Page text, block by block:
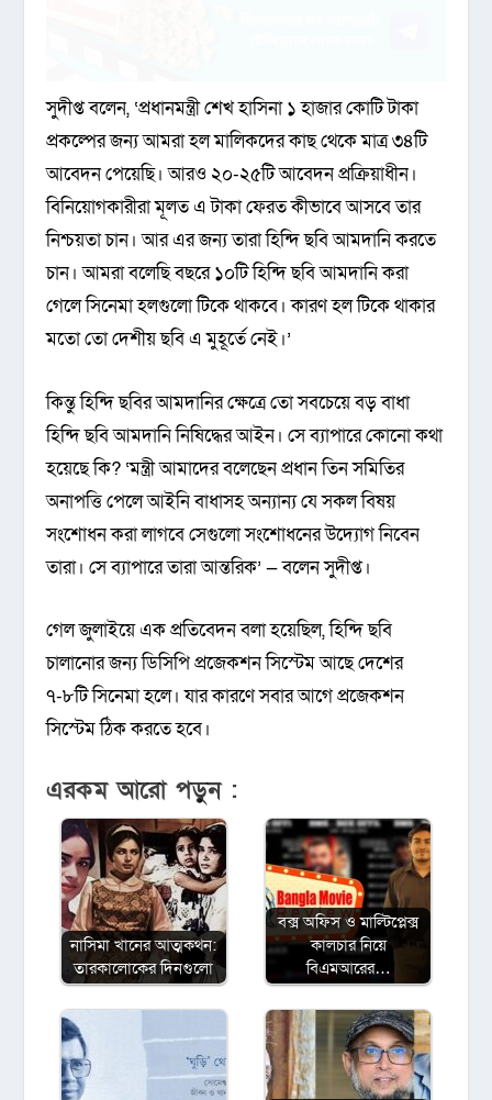
সুদীপ্ত বলেন, ‘প্রধানমন্ত্রী শেখ হাসিনা ১ হাজার কোটি টাকা
প্রকল্পের জন্য আমরা হল মালিকদের কাছ থেকে মাত্র ৩৪টি
আবেদন পেয়েছি। আরও ২০-২৫টি আবেদন প্রক্রিয়াধীন।
বিনিয়োগকারীরা মূলত এ টাকা ফেরত কীভাবে আসবে তার
নিশ্চয়তা চান। আর এর জন্য তারা হিন্দি ছবি আমদানি করতে
চান। আমরা বলেছি বছরে ১০টি হিন্দি ছবি আমদানি করা
গেলে সিনেমা হলগুলো টিকে থাকবে। কারণ হল টিকে থাকার
মতো তো দেশীয় ছবি এ মুহূর্তে নেই।’
কিন্তু হিন্দি ছবির আমদানির ক্ষেত্রে তো সবচেয়ে বড় বাধা
হিন্দি ছবি আমদানি নিষিদ্ধের আইন। সে ব্যাপারে কোনো কথা
হয়েছে কি? ‘মন্ত্রী আমাদের বলেছেন প্রধান তিন সমিতির
অনাপত্তি পেলে আইনি বাধাসহ অন্যান্য যে সকল বিষয়
সংশোধন করা লাগবে সেগুলো সংশোধনের উদ্যোগ নিবেন
তারা। সে ব্যাপারে তারা আন্তরিক’ — বলেন সুদীপ্ত।
গেল জুলাইয়ে এক প্রতিবেদন বলা হয়েছিল, হিন্দি ছবি
চালানোর জন্য ডিসিপি প্রজেকশন সিস্টেম আছে দেশের
৭-৮টি সিনেমা হলে। যার কারণে সবার আগে প্রজেকশন
সিস্টেম ঠিক করতে হবে।
এরকম আরো পড়ুন :
নাসিমা খানের আত্মকথন:
তারকালোকের দিনগুলো
বক্স অফিস ও মাল্টিপ্লেক্স
কালচার নিয়ে
বিএমআরের…